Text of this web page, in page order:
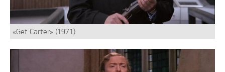
«Get Carter» (1971)